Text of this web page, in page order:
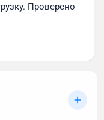
Проверено